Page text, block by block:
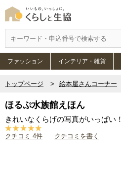
ファッション インテリア・雑貨
トップページ 絵本屋さんコーナー
ほるぷ水族館えほん
きれいなくらげの写真がいっぱい！
クチコミ 4件 クチコミを書く